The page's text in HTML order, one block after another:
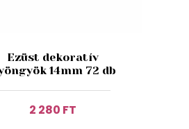
Ezüst dekoratív
14mm 72 db
2 280 FT